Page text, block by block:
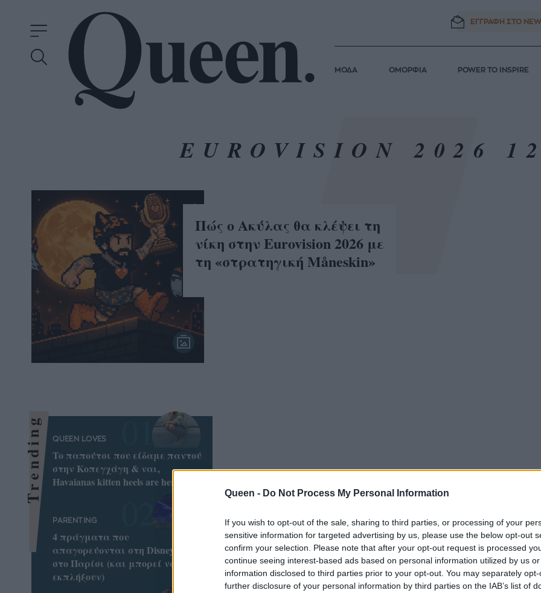
Queen - Do Not Process My Personal Information
If you wish to opt-out of the sale, sharing to third parties, or processing of your
sensitive information for targeted advertising by us, please use the below opt-out
confirm your selection. Please note that after your opt-out request is processed
continue seeing interest-based ads based on personal information utilized by us
information disclosed to third parties prior to your opt-out. You may separately
further disclosure of your personal information by third parties on the IAB’s list of
ΕΓΓΡΑΦΗ ΣΤΟ
ΜΟΔΑ ΟΜΟΡΦΙΑ POWER TO INSPIRE
EUROVISION 2026
Πώς ο Ακύλας θα κλέψει τη
νίκη στην Eurovision 2026 με
τη «στρατηγική Måneskin»
Trending QUEEN LOVES
To παπούτσι που είδαμε παντού
στην Κοπεγχάγη & ναι,
Havaianas kitten heels are here!
PARENTING
4 πράγματα που
απαγορεύονται στη Disneyland
στο Παρίσι (και μπορεί να σε
εκπλήξουν)